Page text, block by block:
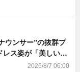
ウンサー”の抜群プ
ス姿が「美しい」
2026/8/7 06:00